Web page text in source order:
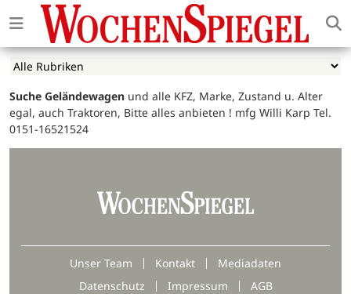
Suche Geländewagen und alle KFZ, Marke, Zustand u. Alter
egal, auch Traktoren, Bitte alles anbieten ! mfg Willi Karp Tel.
0151-16521524
Unser Team Kontakt
Mediadaten
Datenschutz
Impressum
AGB